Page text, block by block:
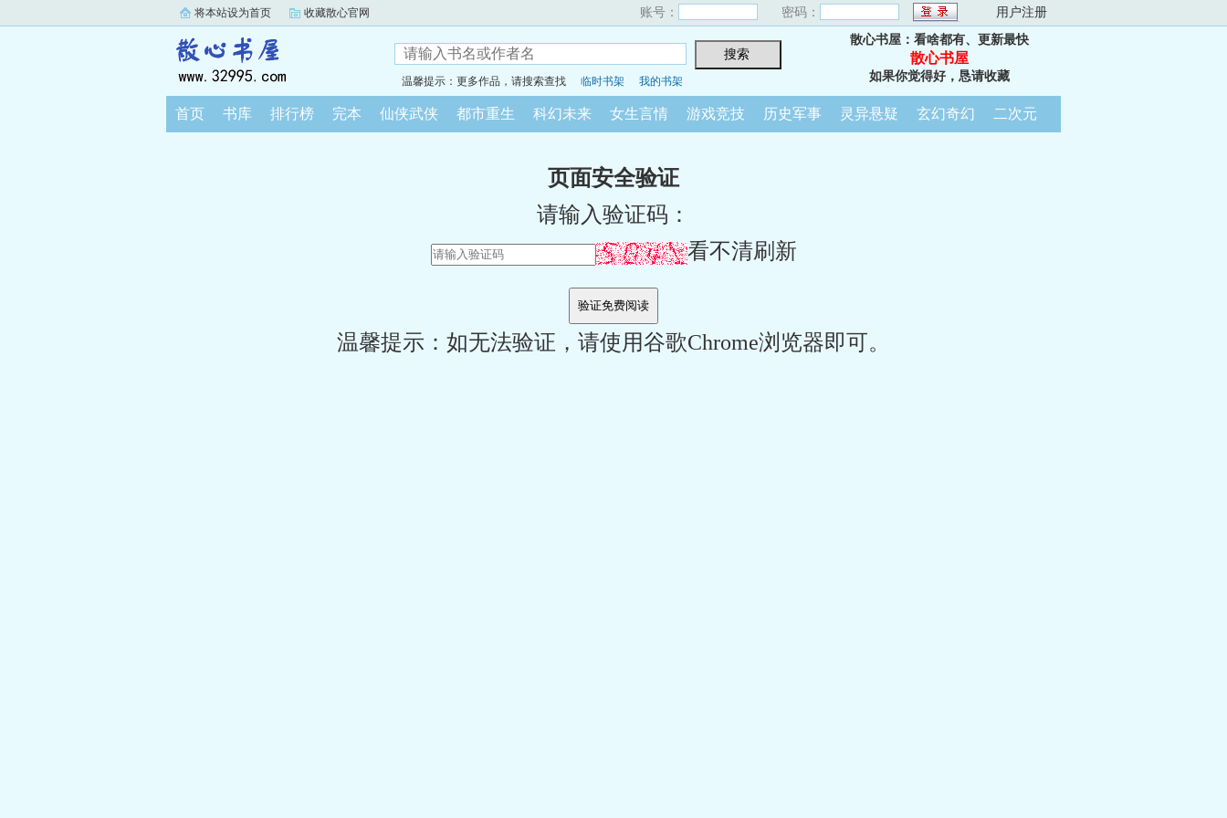
将本站设为首页 收藏散心官网 账号： 密码： 用户注册
温馨提示：更多作品，请搜索查找 临时书架 我的书架
散心书屋：看啥都有、更新最快
散心书屋
如果你觉得好，恳请收藏
首页 书库 排行榜 完本 仙侠武侠 都市重生 科幻未来 女生言情 游戏竞技 历史军事 灵异悬疑 玄幻奇幻 二次元
页面安全验证
请输入验证码：
看不清刷新
温馨提示：如无法验证，请使用谷歌Chrome浏览器即可。